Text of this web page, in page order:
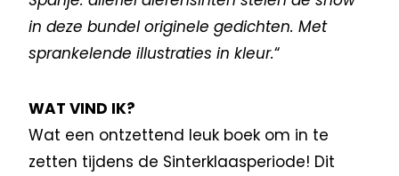
in deze bundel originele gedichten. Met
sprankelende illustraties in kleur.“
WAT VIND IK?
Wat een ontzettend leuk boek om in te
zetten tijdens de Sinterklaasperiode! Dit